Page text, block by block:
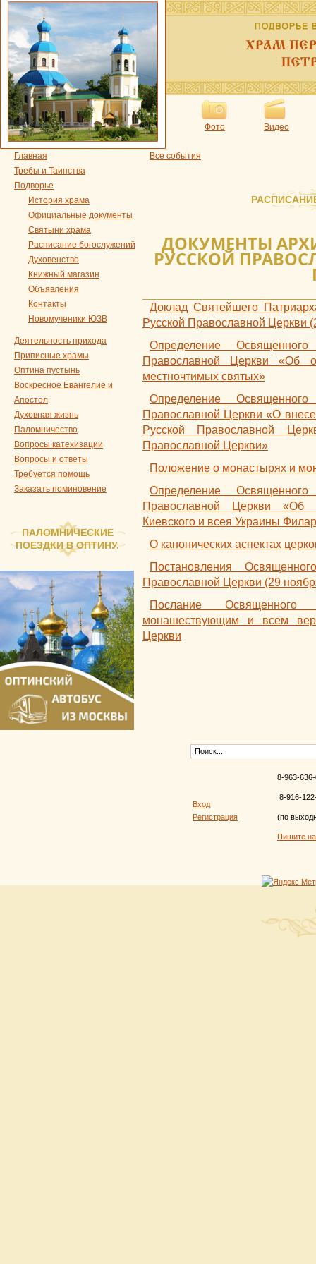
Фото Видео
Главная
Требы и Таинства
Подворье
История храма
Официальные документы
Святыни храма
Расписание богослужений
Духовенство
Книжный магазин
Объявления
Контакты
Новомученики ЮЗВ
Деятельность прихода
Приписные храмы
Оптина пустынь
Воскресное Евангелие и
Апостол
Духовная жизнь
Паломничество
Вопросы катехизации
Вопросы и ответы
Требуется помощь
Заказать поминовение
ПАЛОМНИЧЕСКИЕ
ПОЕЗДКИ В ОПТИНУ.
Все события
ДОКУМЕНТЫ
РУССКОЙ
Доклад Святейшего
Русской Православной Церкви
Определение
Православной Церкви «Об
местночтимых святых»
Определение
Православной Церкви «О
Русской Православной
Православной Церкви»
Положение о монастырях и
Определение
Православной Церкви «Об
Киевского и всея Украины
О канонических аспектах
Постановления
Православной Церкви (29
Послание Освященного
монашествующим и всем
Церкви
Вход
Регистрация
8-963-
8-916-
(по
Пишите